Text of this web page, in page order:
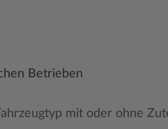
Betrieben
mit oder ohne